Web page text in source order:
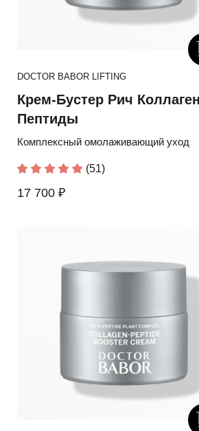
DOCTOR BABOR LIFTING
Крем-Бустер Рич
Пептиды
Комплексный омолаживающий уход
(51)
17 700 ₽